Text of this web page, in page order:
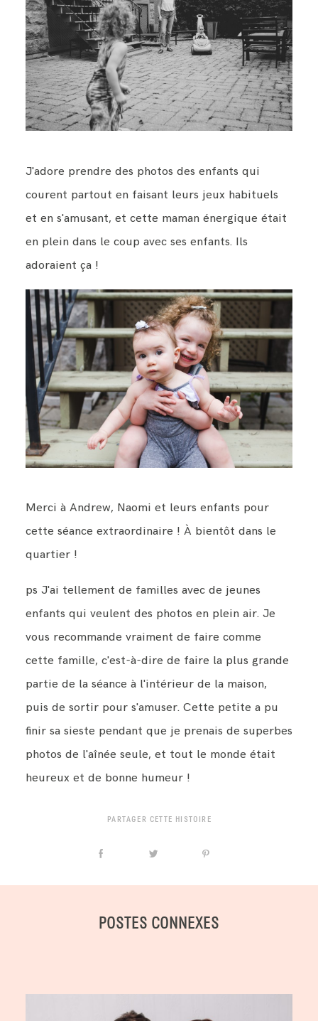
J'adore prendre des photos des enfants qui
courent partout en faisant leurs jeux habituels
et en s'amusant, et cette maman énergique était
en plein dans le coup avec ses enfants. Ils
adoraient ça !
Merci à Andrew, Naomi et leurs enfants pour
cette séance extraordinaire ! À bientôt dans le
quartier !
ps J'ai tellement de familles avec de jeunes
enfants qui veulent des photos en plein air. Je
vous recommande vraiment de faire comme
cette famille, c'est-à-dire de faire la plus grande
partie de la séance à l'intérieur de la maison,
puis de sortir pour s'amuser. Cette petite a pu
finir sa sieste pendant que je prenais de superbes
photos de l'aînée seule, et tout le monde était
heureux et de bonne humeur !
PARTAGER CETTE HISTOIRE
POSTES CONNEXES